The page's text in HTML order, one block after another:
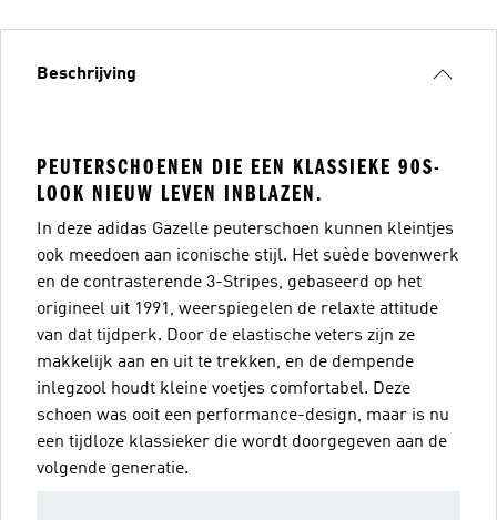
Beschrijving
PEUTERSCHOENEN DIE EEN KLASSIEKE 90S-
LOOK NIEUW LEVEN INBLAZEN.
In deze adidas Gazelle peuterschoen kunnen kleintjes
ook meedoen aan iconische stijl. Het suède bovenwerk
en de contrasterende 3-Stripes, gebaseerd op het
origineel uit 1991, weerspiegelen de relaxte attitude
van dat tijdperk. Door de elastische veters zijn ze
makkelijk aan en uit te trekken, en de dempende
inlegzool houdt kleine voetjes comfortabel. Deze
schoen was ooit een performance-design, maar is nu
een tijdloze klassieker die wordt doorgegeven aan de
volgende generatie.